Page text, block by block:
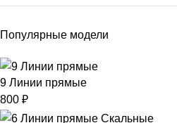
Популярные модели
9 Линии прямые
800 ₽